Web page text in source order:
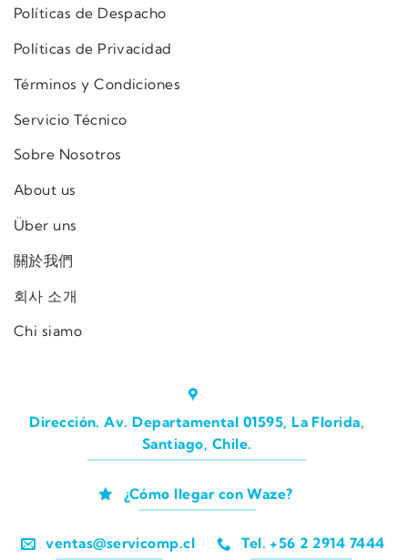
Políticas de Despacho
Políticas de Privacidad
Términos y Condiciones
Servicio Técnico
Sobre Nosotros
About us
Über uns
關於我們
회사 소개
Chi siamo
Dirección. Av. Departamental 01595, La Florida,
Santiago, Chile.
¿Cómo llegar con Waze?
ventas@servicomp.cl Tel. +56 2 2914 7444